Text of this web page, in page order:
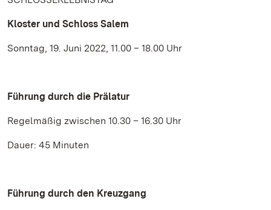
Kloster und Schloss Salem
Sonntag, 19. Juni 2022, 11.00 – 18.00 Uhr
Führung durch die Prälatur
Regelmäßig zwischen 10.30 – 16.30 Uhr
Dauer: 45 Minuten
Führung durch den Kreuzgang